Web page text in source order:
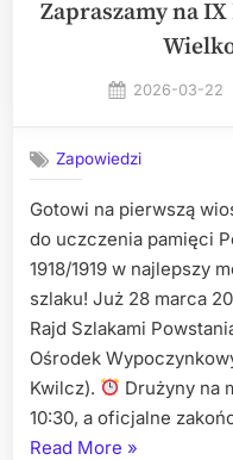
Zapraszamy na
Posted
2026-03-22
Zapowiedzi
Gotowi na pierwszą
do uczczenia pamięci
1918/1919 w najlepszy
szlaku! Już 28 marca
Rajd Szlakami
Ośrodek
Kwilcz).
Drużyny na
10:30, a oficjalne
Read More „Wiosenna
»